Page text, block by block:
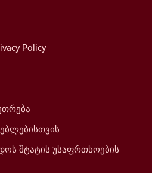
Policy
შტატის უსაფრთხოების